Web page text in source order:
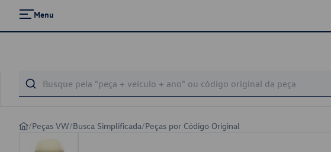
Menu
/Peças VW/Busca Simplificada/Peças por Código Original